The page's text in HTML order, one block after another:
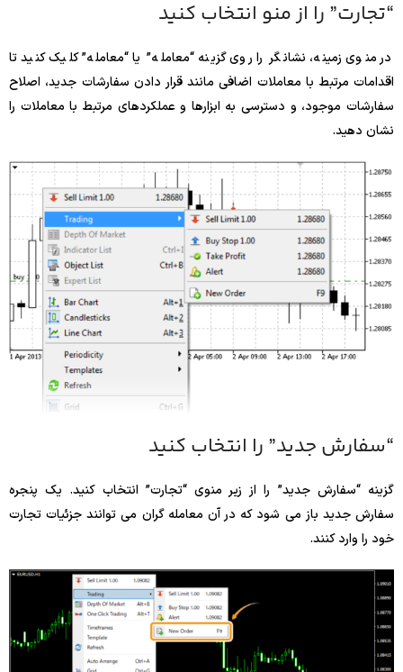
“تجارت” را از منو انتخاب کنید
در منوی زمینه، نشانگر را روی گزینه “معامله” یا “معامله” کلیک کنید تا
اقدامات مرتبط با معاملات اضافی مانند قرار دادن سفارشات جدید، اصلاح
سفارشات موجود، و دسترسی به ابزارها و عملکردهای مرتبط با معاملات را
نشان دهید.
“سفارش جدید” را انتخاب کنید
گزینه “سفارش جدید” را از زیر منوی “تجارت” انتخاب کنید. یک پنجره
سفارش جدید باز می شود که در آن معامله گران می توانند جزئیات تجارت
خود را وارد کنند.